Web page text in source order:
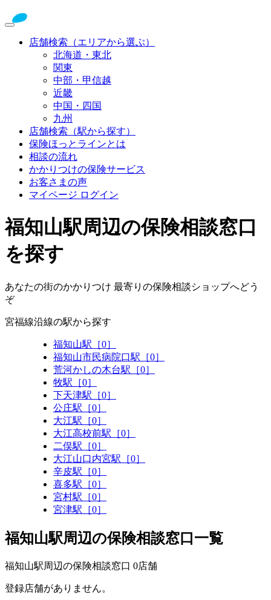
店舗検索（エリアから選ぶ）
北海道・東北
関東
中部・甲信越
近畿
中国・四国
九州
店舗検索（駅から探す）
保険ほっとラインとは
相談の流れ
かかりつけの保険サービス
お客さまの声
マイページ ログイン
福知山駅周辺の保険相談窓口
を探す
あなたの街のかかりつけ 最寄りの保険相談ショップへどう
ぞ
宮福線沿線の駅から探す
福知山駅［0］
福知山市民病院口駅［0］
荒河かしの木台駅［0］
牧駅［0］
下天津駅［0］
公庄駅［0］
大江駅［0］
大江高校前駅［0］
二俣駅［0］
大江山口内宮駅［0］
辛皮駅［0］
喜多駅［0］
宮村駅［0］
宮津駅［0］
福知山駅周辺の保険相談窓口一覧
福知山駅周辺の保険相談窓口 0店舗
登録店舗がありません。